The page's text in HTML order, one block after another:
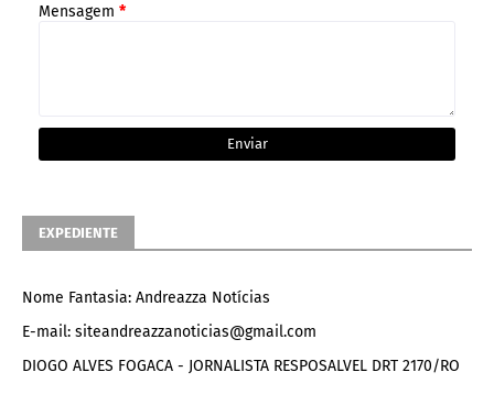
Mensagem *
EXPEDIENTE
Nome Fantasia: Andreazza Notícias
E-mail: siteandreazzanoticias@gmail.com
DIOGO ALVES FOGACA - JORNALISTA RESPOSALVEL DRT 2170/RO